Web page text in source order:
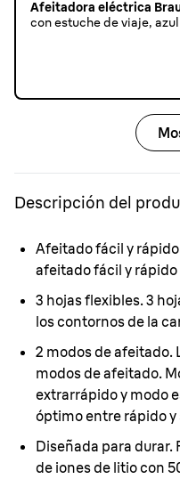
Afeitadora eléctrica
con estuche de viaje, azul
Descripción del
Afeitado fácil y
afeitado fácil y rápido
3 hojas flexibles.3
los contornos de la
2 modos de afeitado.
modos de afeitado.
extrarrápido y modo
óptimo entre rápido y
Diseñada para durar.
de iones de litio con